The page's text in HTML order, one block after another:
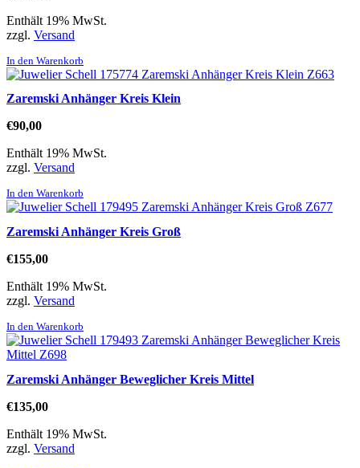
Enthält 19% MwSt.
zzgl. Versand
In den Warenkorb
Zaremski Anhänger Kreis Klein
€90,00
Enthält 19% MwSt.
zzgl. Versand
In den Warenkorb
Zaremski Anhänger Kreis Groß
€155,00
Enthält 19% MwSt.
zzgl. Versand
In den Warenkorb
Zaremski Anhänger Beweglicher Kreis Mittel
€135,00
Enthält 19% MwSt.
zzgl. Versand